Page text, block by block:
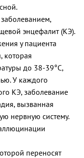
энцефалит (КЭ).
у пациента
которая
до 38-39°С,
У каждого
КЭ, заболевание
вызванная
нервную систему.
переносят